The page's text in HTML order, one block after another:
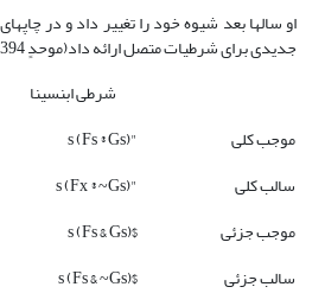
او سال­ها بعد شیوه خود را تغییر داد و در
جدیدی برای شرطیات متصل ارائه داد(موحدٍ 1394: 33):
شرطی ابن­سینا
موجب کلی
"s (Fs ® Gs)
سالب کلی
"s (Fx ® ~Gs)
موجب جزئی
$s (Fs & Gs)
سالب جزئی
$s (Fs & ~Gs)